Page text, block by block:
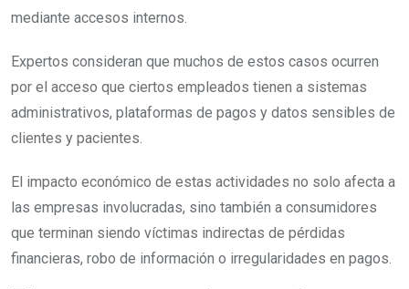
mediante accesos internos.
Expertos consideran que muchos de estos casos ocurren
por el acceso que ciertos empleados tienen a sistemas
administrativos, plataformas de pagos y datos sensibles de
clientes y pacientes.
El impacto económico de estas actividades no solo afecta a
las empresas involucradas, sino también a consumidores
que terminan siendo víctimas indirectas de pérdidas
financieras, robo de información o irregularidades en pagos.